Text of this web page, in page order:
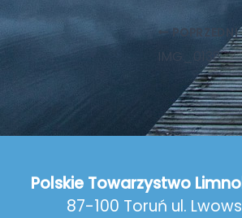
POPRZEDNI
IMG_0138
Polskie Towarzystwo
87-100 Toruń ul.